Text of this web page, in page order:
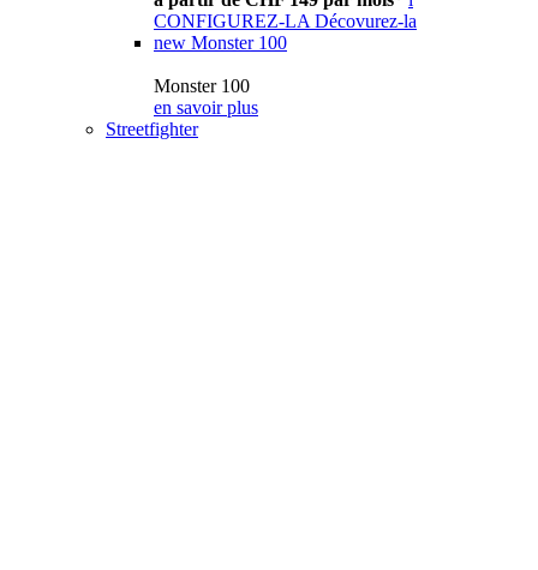
CONFIGUREZ-LA Décovurez-la
new Monster 100
Monster 100
en savoir plus
Streetfighter